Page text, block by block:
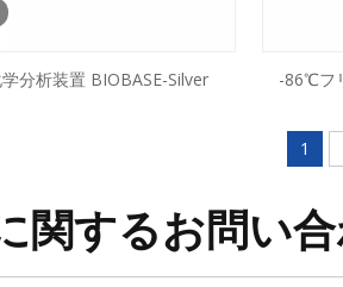
分析装置 BIOBASE-Silver
-86℃フ
1
関するお問い